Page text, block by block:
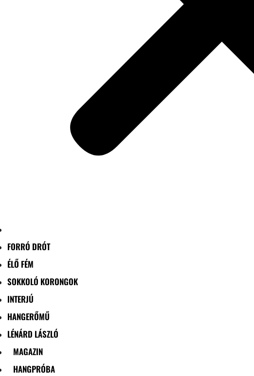
FORRÓ DRÓT
ÉLŐ FÉM
SOKKOLÓ KORONGOK
INTERJÚ
HANGERŐMŰ
LÉNÁRD LÁSZLÓ
MAGAZIN
HANGPRÓBA